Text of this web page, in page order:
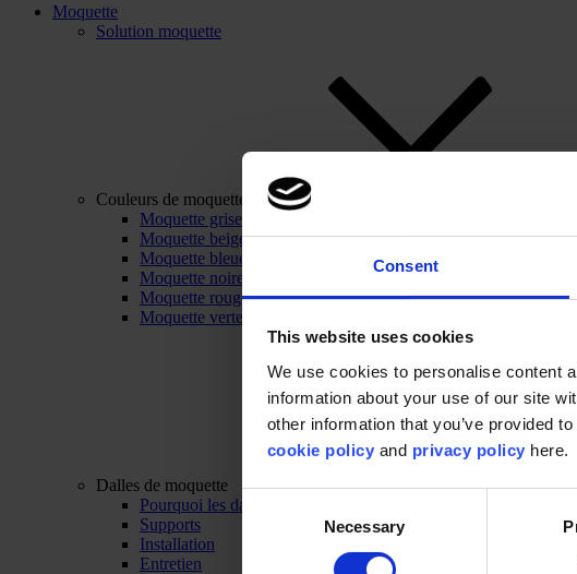
Consent
This website uses cookies
We use cookies to personalise content
information about your use of our site
other information that you’ve provided
cookie policy and privacy policy here.
Consent
Necessary
Moquette
Solution moquette
Couleurs de moquette
Moquette grise
Moquette beige
Moquette bleue
Moquette noire
Moquette rouge
Moquette verte
Dalles de moquette
Pourquoi les dalles de moquette ?
Supports
Installation
Entretien